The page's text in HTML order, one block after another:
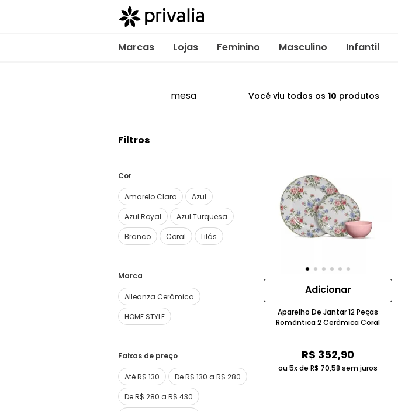
Marcas Lojas Feminino Masculino Infantil
mesa Você viu todos os 10 produtos
Filtros
Cor
Amarelo Claro
Azul
Azul Royal
Azul Turquesa
Branco
Coral Lilás
Marca
Alleanza Cerâmica
HOME STYLE
Faixas de preço
Até R$ 130
De R$ 130 a R$ 280
De R$ 280 a R$ 430
Adicionar
Aparelho De Jantar 12 Peças
Romântica 2 Cerâmica Coral
R$ 352,90
ou 5x deR$ 70,58 sem juros